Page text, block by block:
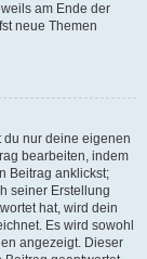
am Ende der
neue Themen
du nur deine eigenen
bearbeiten, indem
Beitrag anklickst;
seiner Erstellung
hat, wird dein
Es wird sowohl
angezeigt. Dieser